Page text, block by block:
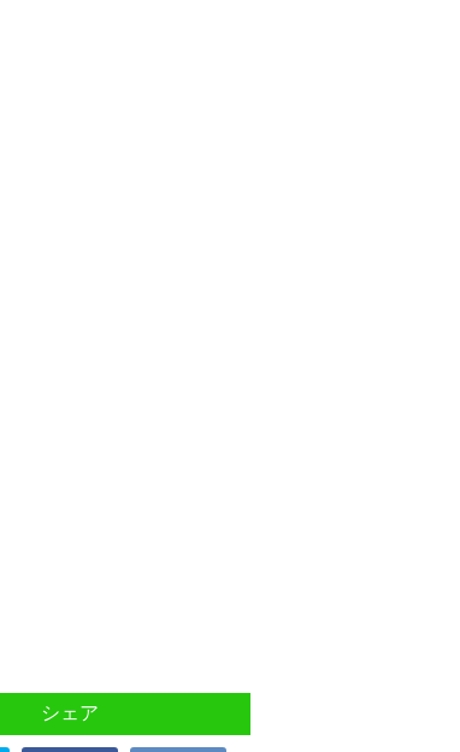
シェア